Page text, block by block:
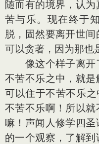
随而有的境界，认
苦与乐。现在终于
脱，固然要离开世
可以贪著，因为那也
像这个样子离开
不苦不乐之中，就
可以住于不苦不乐
不苦不乐啊！所以
嘛！声闻人修学四
的一个观察，了解